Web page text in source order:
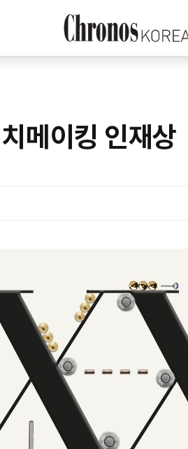
메이킹 인재상